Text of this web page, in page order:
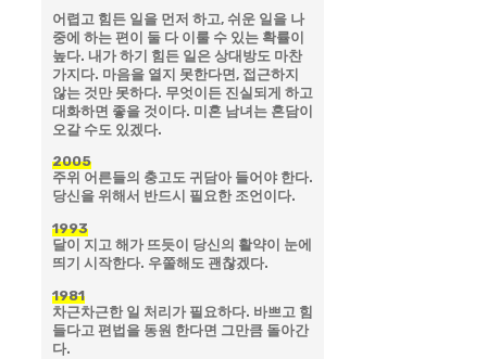
어렵고 힘든 일을 먼저 하고, 쉬운 일을 나
중에 하는 편이 둘 다 이룰 수 있는 확률이
높다. 내가 하기 힘든 일은 상대방도 마찬
가지다. 마음을 열지 못한다면, 접근하지
않는 것만 못하다. 무엇이든 진실되게 하고
대화하면 좋을 것이다. 미혼 남녀는 혼담이
오갈 수도 있겠다.
2005
주위 어른들의 충고도 귀담아 들어야 한다.
당신을 위해서 반드시 필요한 조언이다.
1993
달이 지고 해가 뜨듯이 당신의 활약이 눈에
띄기 시작한다. 우쭐해도 괜찮겠다.
1981
차근차근한 일 처리가 필요하다. 바쁘고 힘
들다고 편법을 동원 한다면 그만큼 돌아간
다.